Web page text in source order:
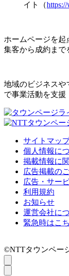
イト（
ホームページを起
集客から成約まで
地域のビジネスや
で事業活動を支援
サイトマッ
個人情報に
掲載情報に
広告掲載の
広告・サー
利用規約
お知らせ
運営会社に
緊急時はこ
©NTTタウンペー